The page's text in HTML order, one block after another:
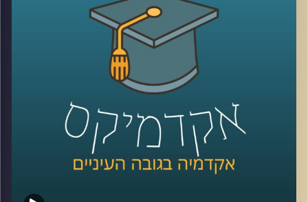
הצלילים, האיכות, המוצרים הנלווים לסרטים
ובעצם – הכל. לצד העתיד הורוד והאופטימי
שחזה ודאג שיצויר, יש אומרים שוולט דיסני היה
אדם בלתי נסבל: נרקסיסט, שובניסט ואנטישמי.
על הסרטים הכיפים והסרטים שמאחורי
AudioVersity